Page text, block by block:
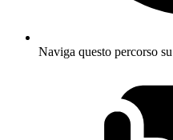
Naviga questo percorso su